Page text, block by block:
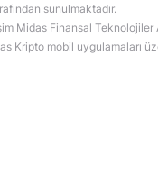
sunulmaktadır.
Midas Finansal Teknolojiler
Kripto mobil uygulamaları